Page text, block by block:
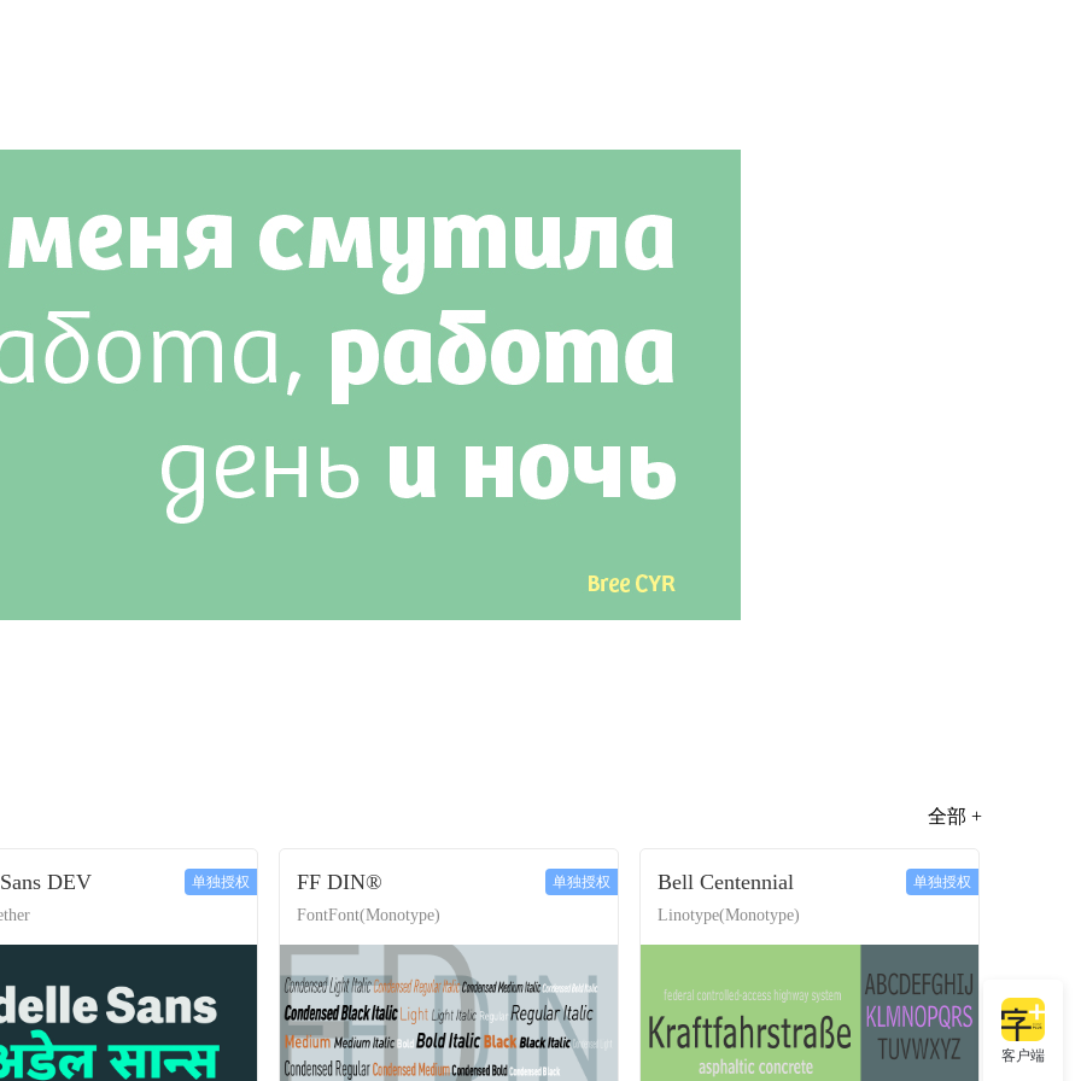
全部 +
DEV 单独授权 FF DIN®
FontFont(Monotype)
单独授权 Bell Centennial
Linotype(Monotype)
单独授权
客户端